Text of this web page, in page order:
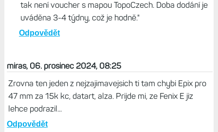
tak není voucher s mapou TopoCzech. Doba dodání je
uváděna 3-4 týdny, což je hodně."
Odpovědět
miras, 06. prosinec 2024, 08:25
Zrovna ten jeden z nejzajimavejsich ti tam chybi Epix pro
47 mm za 15k kc, datart, alza. Prijde mi, ze Fenix E jiz
lehce podrazil...
Odpovědět